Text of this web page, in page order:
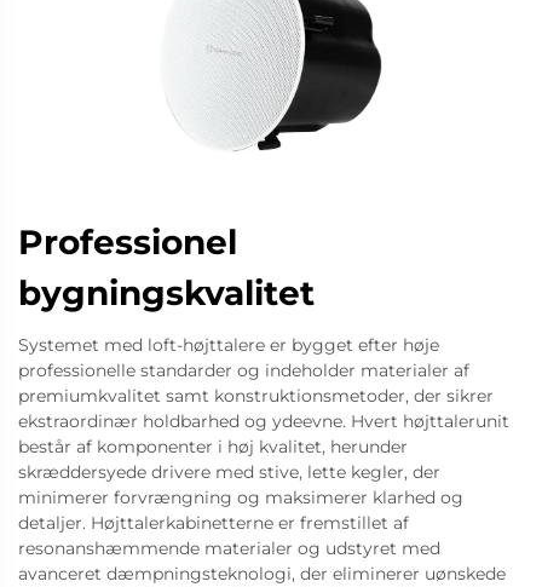
Professionel
bygningskvalitet
Systemet med loft-højttalere er bygget efter høje
professionelle standarder og indeholder materialer af
premiumkvalitet samt konstruktionsmetoder, der sikrer
ekstraordinær holdbarhed og ydeevne. Hvert højttalerunit
består af komponenter i høj kvalitet, herunder
skræddersyede drivere med stive, lette kegler, der
minimerer forvrængning og maksimerer klarhed og
detaljer. Højttalerkabinetterne er fremstillet af
resonanshæmmende materialer og udstyret med
avanceret dæmpningsteknologi, der eliminerer uønskede